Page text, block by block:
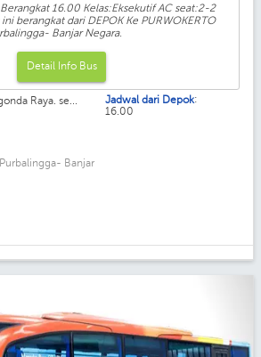
Berangkat 16.00 Kelas:Eksekutif AC seat:2-2
berangkat dari DEPOK Ke PURWOKERTO
Banjar Negara.
Detail Info Bus
Raya. se...
Banjar
Jadwal dari Depok:
16.00